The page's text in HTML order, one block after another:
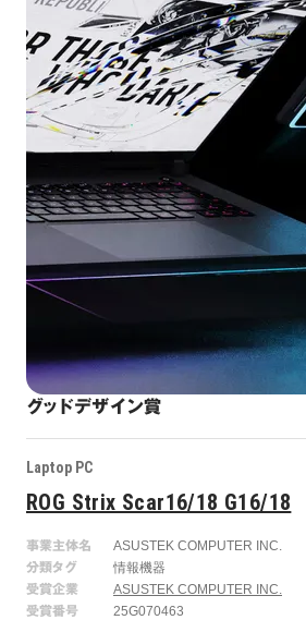
グッドデザイン賞
Laptop PC
ROG Strix Scar16/18 G16/18
事業主体名
ASUSTEK COMPUTER INC.
分類タグ
情報機器
受賞企業
ASUSTEK COMPUTER INC.
受賞番号
25G070463